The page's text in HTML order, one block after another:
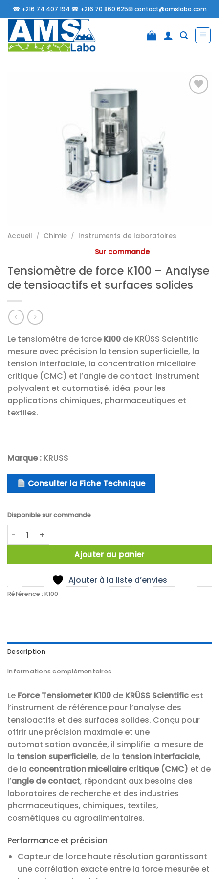
Passer
au
contenu
☎ +216 74 407 194 ☎ +216 70 860 625✉contact@amslabo.com
Accueil / Chimie / Instruments de laboratoires
Sur commande
Tensiomètre de force K100 – Analyse
de tensioactifs et surfaces solides
Le tensiomètre de force K100 de KRÜSS Scientific
mesure avec précision la tension superficielle, la
tension interfaciale, la concentration micellaire
critique (CMC) et l’angle de contact. Instrument
polyvalent et automatisé, idéal pour les
applications chimiques, pharmaceutiques et
textiles.
Marque : KRUSS
Consulter la Fiche Technique
Disponible sur commande
quantité de Tensiomètre de force K100 – Analyse de
Ajouter au panier
Ajouter à la liste d’envies
Référence : K100
Description
Informations complémentaires
Le Force Tensiometer K100 de KRÜSS Scientific est
l’instrument de référence pour l’analyse des
tensioactifs et des surfaces solides. Conçu pour
offrir une précision maximale et une
automatisation avancée, il simplifie la mesure de
la tension superficielle, de la tension interfaciale,
de la concentration micellaire critique (CMC) et de
l’angle de contact, répondant aux besoins des
laboratoires de recherche et des industries
pharmaceutiques, chimiques, textiles,
cosmétiques ou agroalimentaires.
Performance et précision
Capteur de force haute résolution garantissant
une corrélation exacte entre la force mesurée et